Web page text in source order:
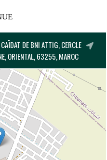
DE BNI ATTIG, CERCLE
ORIENTAL, 63255, MAROC